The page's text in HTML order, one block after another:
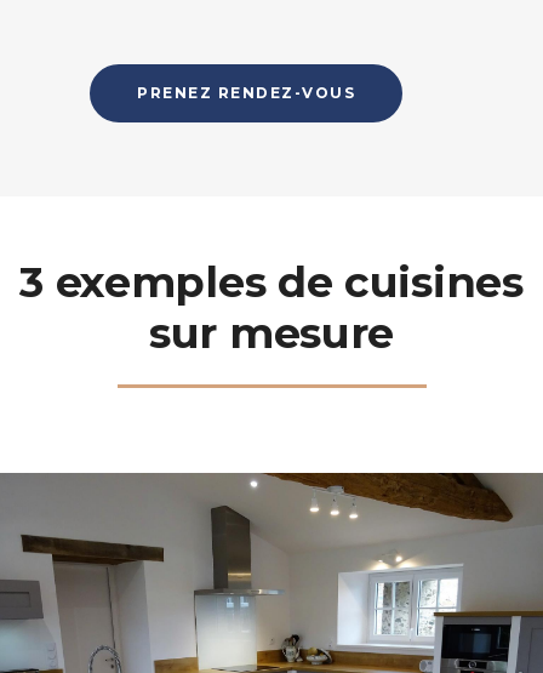
PRENEZ RENDEZ-VOUS
3 exemples de cuisines
sur mesure